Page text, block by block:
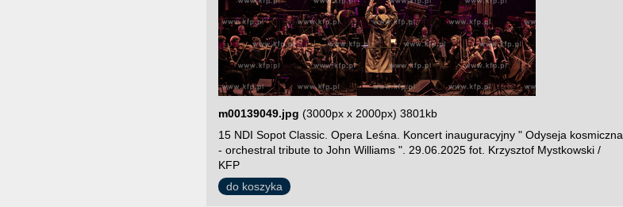
m00139049.jpg (3000px x 2000px) 3801kb
15 NDI Sopot Classic. Opera Leśna. Koncert inauguracyjny " Odyseja kosmiczna
- orchestral tribute to John Williams ". 29.06.2025 fot. Krzysztof Mystkowski /
KFP
do koszyka